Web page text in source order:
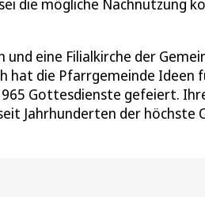
die mögliche Nachnutzung
eine Filialkirche der
hat die Pfarrgemeinde Ideen
Gottesdienste gefeiert.
Jahrhunderten der